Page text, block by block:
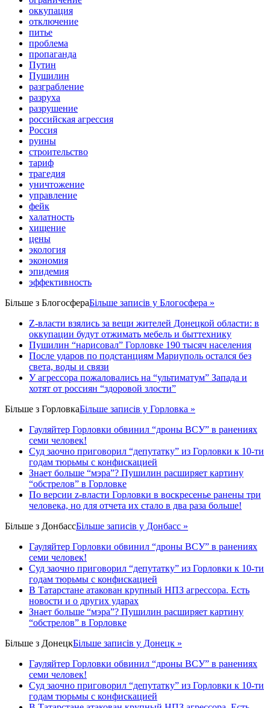
оккупация
отключение
питье
проблема
пропаганда
Путин
Пушилин
разграбление
разруха
разрушение
российская агрессия
Россия
руины
строительство
тариф
трагедия
уничтожение
управление
фейк
халатность
хищение
цены
экология
экономия
эпидемия
эффективность
Більше з БлогосфераБільше записів у Блогосфера »
Z-власти взялись за вещи жителей Донецкой области: в
оккупации будут отжимать мебель и быттехнику
Пушилин “нарисовал” Горловке 190 тысяч населения
После ударов по подстанциям Мариуполь остался без
света, воды и связи
У агрессора пожаловались на “ультиматум” Запада и
хотят от россиян “здоровой злости”
Більше з ГорловкаБільше записів у Горловка »
Гауляйтер Горловки обвинил “дроны ВСУ” в ранениях
семи человек!
Суд заочно приговорил “депутатку” из Горловки к 10-ти
годам тюрьмы с конфискацией
Знает больше “мэра”? Пушилин расширяет картину
“обстрелов” в Горловке
По версии z-власти Горловки в воскресенье ранены три
человека, но для отчета их стало в два раза больше!
Більше з ДонбассБільше записів у Донбасс »
Гауляйтер Горловки обвинил “дроны ВСУ” в ранениях
семи человек!
Суд заочно приговорил “депутатку” из Горловки к 10-ти
годам тюрьмы с конфискацией
В Татарстане атакован крупный НПЗ агрессора. Есть
новости и о других ударах
Знает больше “мэра”? Пушилин расширяет картину
“обстрелов” в Горловке
Більше з ДонецкБільше записів у Донецк »
Гауляйтер Горловки обвинил “дроны ВСУ” в ранениях
семи человек!
Суд заочно приговорил “депутатку” из Горловки к 10-ти
годам тюрьмы с конфискацией